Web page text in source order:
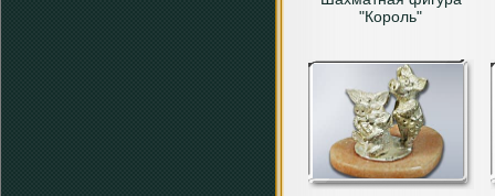
"Король"